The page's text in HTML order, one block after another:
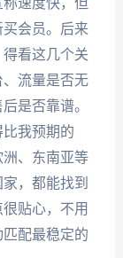
速度快，但
会员。后来
看这几个关
流量是否无
是否靠谱。
我预期的
、东南亚等
，都能找到
贴心，不用
配最稳定的